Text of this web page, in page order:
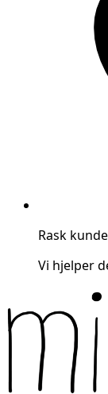
Rask
Vi hjelper